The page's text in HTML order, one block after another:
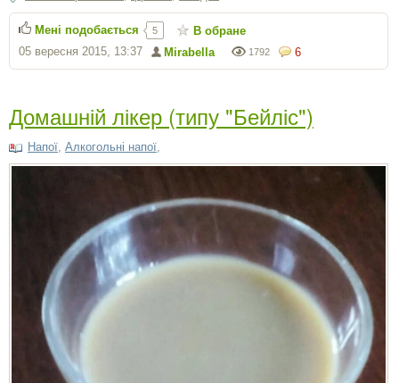
6
1792
Mirabella
05 вересня 2015, 13:37
Мені подобається 5 В обране
Домашній лікер (типу "Бейліс")
Напої, Алкогольні напої,